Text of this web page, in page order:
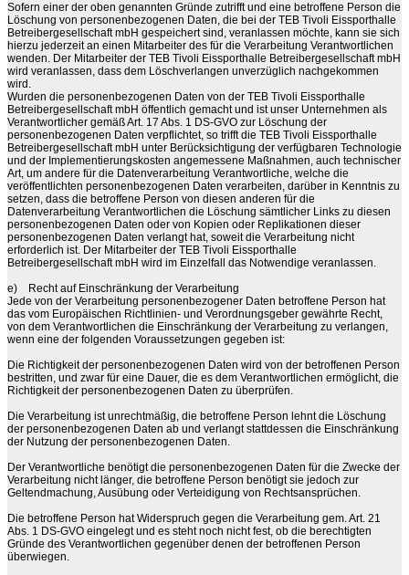
Sofern einer der oben genannten Gründe zutrifft und eine betroffene Person die
Löschung von personenbezogenen Daten, die bei der TEB Tivoli Eissporthalle
Betreibergesellschaft mbH gespeichert sind, veranlassen möchte, kann sie sich
hierzu jederzeit an einen Mitarbeiter des für die Verarbeitung Verantwortlichen
wenden. Der Mitarbeiter der TEB Tivoli Eissporthalle Betreibergesellschaft mbH
wird veranlassen, dass dem Löschverlangen unverzüglich nachgekommen
wird.
Wurden die personenbezogenen Daten von der TEB Tivoli Eissporthalle
Betreibergesellschaft mbH öffentlich gemacht und ist unser Unternehmen als
Verantwortlicher gemäß Art. 17 Abs. 1 DS-GVO zur Löschung der
personenbezogenen Daten verpflichtet, so trifft die TEB Tivoli Eissporthalle
Betreibergesellschaft mbH unter Berücksichtigung der verfügbaren Technologie
und der Implementierungskosten angemessene Maßnahmen, auch technischer
Art, um andere für die Datenverarbeitung Verantwortliche, welche die
veröffentlichten personenbezogenen Daten verarbeiten, darüber in Kenntnis zu
setzen, dass die betroffene Person von diesen anderen für die
Datenverarbeitung Verantwortlichen die Löschung sämtlicher Links zu diesen
personenbezogenen Daten oder von Kopien oder Replikationen dieser
personenbezogenen Daten verlangt hat, soweit die Verarbeitung nicht
erforderlich ist. Der Mitarbeiter der TEB Tivoli Eissporthalle
Betreibergesellschaft mbH wird im Einzelfall das Notwendige veranlassen.
e)
Recht auf Einschränkung der Verarbeitung
Jede von der Verarbeitung personenbezogener Daten betroffene Person hat
das vom Europäischen Richtlinien- und Verordnungsgeber gewährte Recht,
von dem Verantwortlichen die Einschränkung der Verarbeitung zu verlangen,
wenn eine der folgenden Voraussetzungen gegeben ist:
Die Richtigkeit der personenbezogenen Daten wird von der betroffenen Person
bestritten, und zwar für eine Dauer, die es dem Verantwortlichen ermöglicht, die
Richtigkeit der personenbezogenen Daten zu überprüfen.
Die Verarbeitung ist unrechtmäßig, die betroffene Person lehnt die Löschung
der personenbezogenen Daten ab und verlangt stattdessen die Einschränkung
der Nutzung der personenbezogenen Daten.
Der Verantwortliche benötigt die personenbezogenen Daten für die Zwecke der
Verarbeitung nicht länger, die betroffene Person benötigt sie jedoch zur
Geltendmachung, Ausübung oder Verteidigung von Rechtsansprüchen.
Die betroffene Person hat Widerspruch gegen die Verarbeitung gem. Art. 21
Abs. 1 DS-GVO eingelegt und es steht noch nicht fest, ob die berechtigten
Gründe des Verantwortlichen gegenüber denen der betroffenen Person
überwiegen.